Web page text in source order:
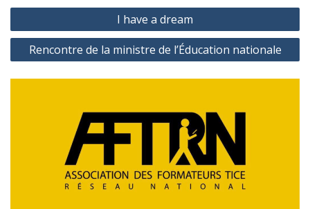
Navigation
de
l’article
I have a dream
Rencontre de la ministre de l’Éducation nationale